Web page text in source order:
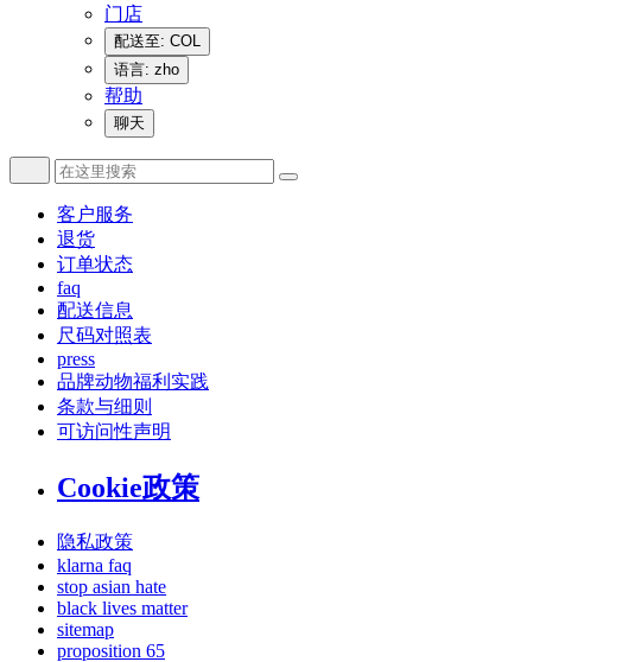
门店
配送至: COL
语言: zho
帮助
聊天
客户服务
退货
订单状态
faq
配送信息
尺码对照表
press
品牌动物福利实践
条款与细则
可访问性声明
Cookie政策
隐私政策
klarna faq
stop asian hate
black lives matter
sitemap
proposition 65